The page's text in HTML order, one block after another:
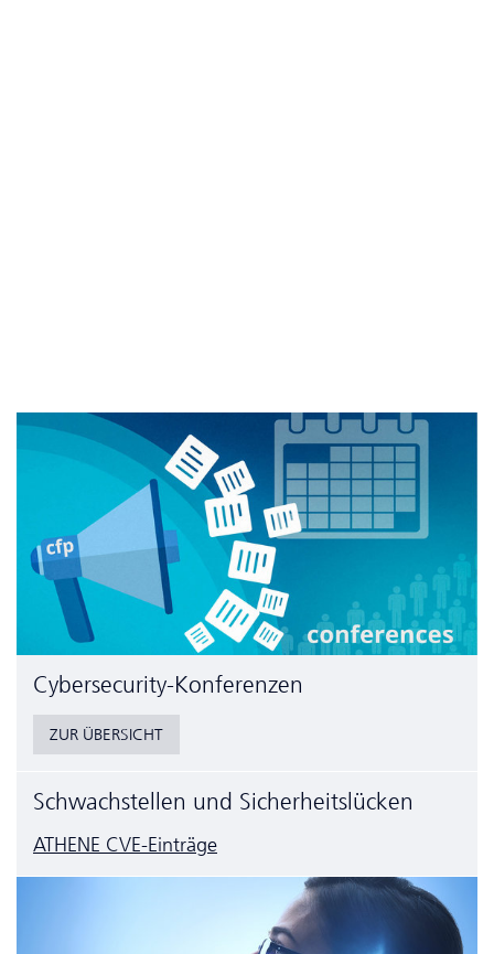
Cyber­security-Konferenzen
ZUR ÜBERSICHT
Schwachstellen und Sicherheitslücken
ATHENE CVE-Einträge